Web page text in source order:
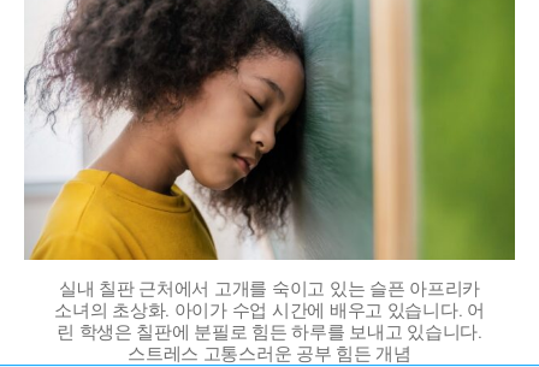
실내 칠판 근처에서 고개를 숙이고 있는 슬픈 아프리카
소녀의 초상화. 아이가 수업 시간에 배우고 있습니다. 어
린 학생은 칠판에 분필로 힘든 하루를 보내고 있습니다.
스트레스 고통스러운 공부 힘든 개념